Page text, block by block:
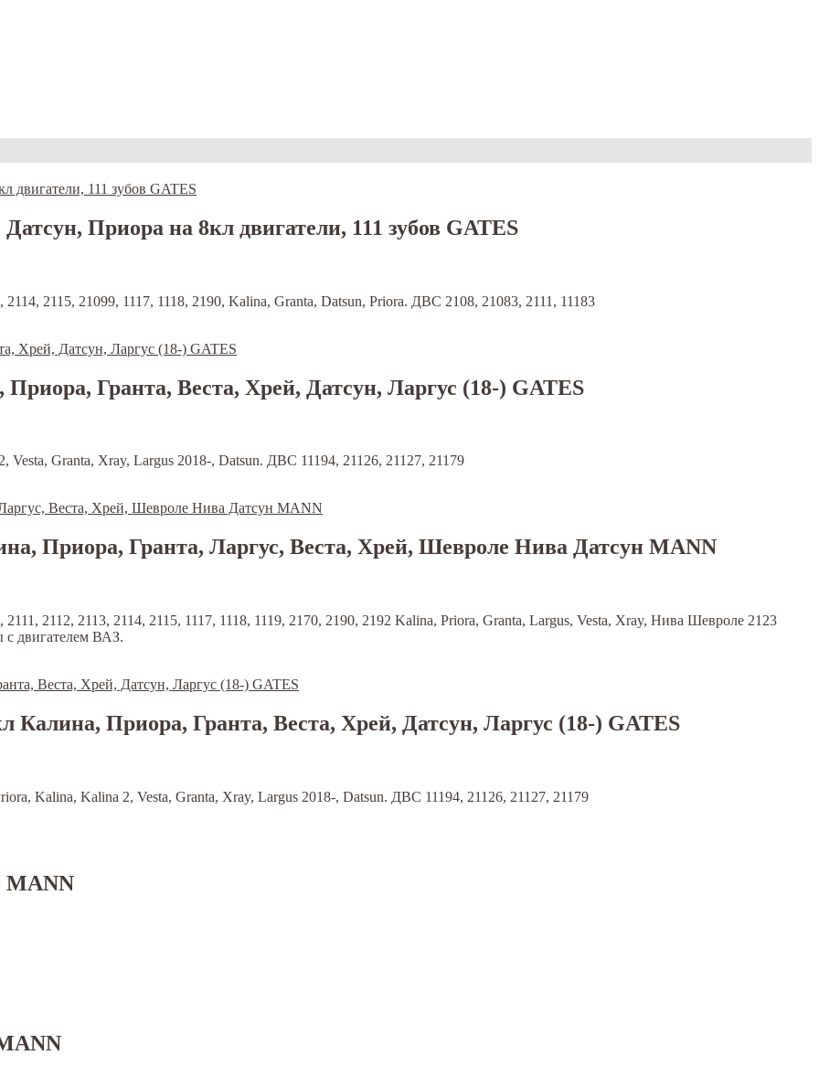
Приора на 8кл двигатели, 111 зубов GATES
2115, 21099, 1117, 1118, 2190, Kalina, Granta, Datsun, Priora. ДВС 2108, 21083, 2111, 11183
Гранта, Веста, Хрей, Датсун, Ларгус (18-) GATES
Granta, Xray, Largus 2018-, Datsun. ДВС 11194, 21126, 21127, 21179
Приора, Гранта, Ларгус, Веста, Хрей, Шевроле Нива Датсун MANN
2112, 2113, 2114, 2115, 1117, 1118, 1119, 2170, 2190, 2192 Kalina, Priora, Granta, Largus, Vesta, Xray, Нива Шевроле 2123
двигателем ВАЗ.
Приора, Гранта, Веста, Хрей, Датсун, Ларгус (18-) GATES
Kalina, Kalina 2, Vesta, Granta, Xray, Largus 2018-, Datsun. ДВС 11194, 21126, 21127, 21179
MANN